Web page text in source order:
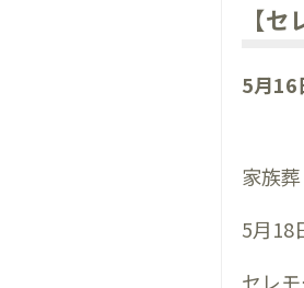
【
5月16
家族
5月18
セレ